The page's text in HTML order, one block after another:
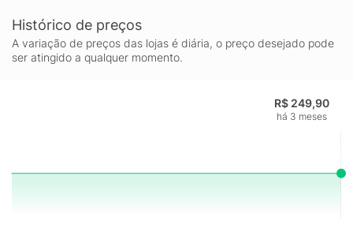
Histórico de preços
A variação de preços das lojas é diária, o preço desejado pode
ser atingido a qualquer momento.
R$ 249,90
há 3 meses